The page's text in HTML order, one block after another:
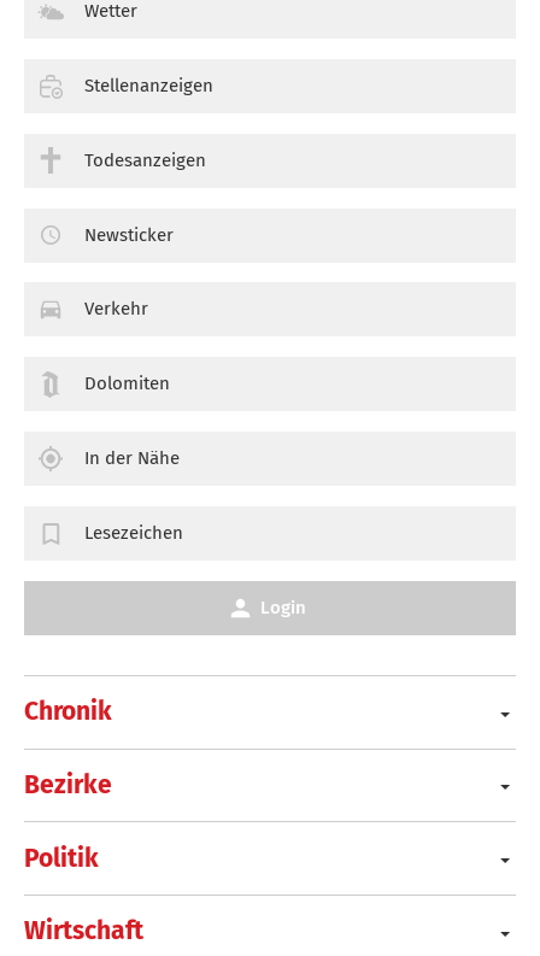
Chronik
Bezirke
Politik
Wirtschaft
Wetter
Stellenanzeigen
Todesanzeigen
Newsticker
Verkehr
Dolomiten
In der Nähe
Lesezeichen
Login